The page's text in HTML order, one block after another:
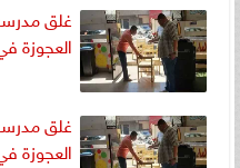
غلق
العجوزة
غلق
العجوزة